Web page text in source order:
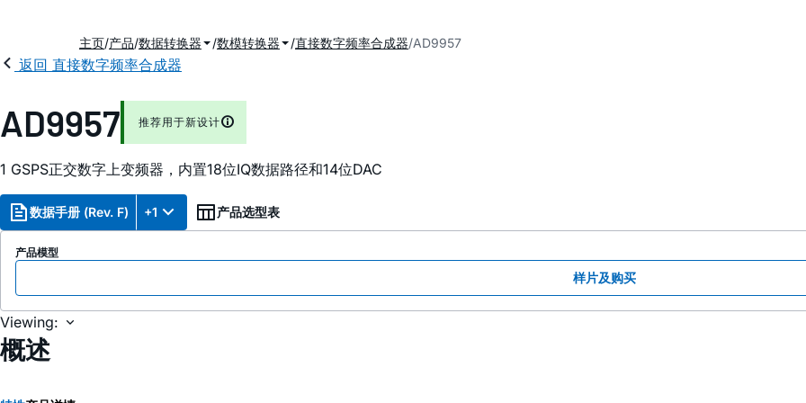
主页 产品 数据转换器 数模转换器 直接数字频率合成器 AD9957
返回 直接数字频率合成器
AD9957 推荐用于新设计
1 GSPS正交数字上变频器，内置18位IQ数据路径和14位DAC
数据手册 (Rev. F) +1 产品选型表
产品模型
样片及购买
Viewing:
概述